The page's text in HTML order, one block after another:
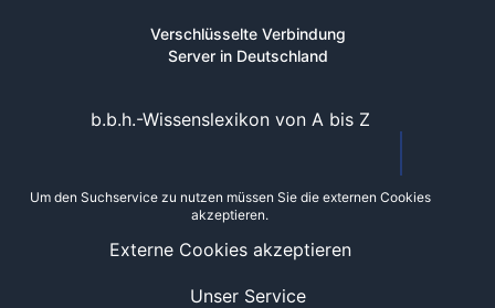
Verschlüsselte Verbindung
Server in Deutschland
Unser Service
b.b.h.-Wissenslexikon von A bis Z
Um den Suchservice zu nutzen müssen Sie die externen Cookies
akzeptieren.
Externe Cookies akzeptieren